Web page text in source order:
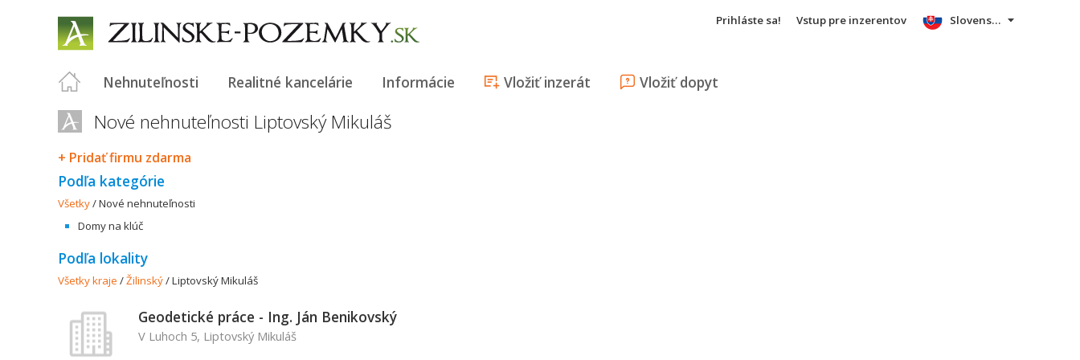
Prihláste sa! Vstup pre inzerentov
Nehnuteľnosti Realitné kancelárie Informácie Vložiť inzerát Vložiť dopyt
Slovensky
Nové nehnuteľnosti Liptovský Mikuláš
+ Pridať firmu zdarma
Podľa kategórie
Všetky/Nové nehnuteľnosti
Domy na klúč
Podľa lokality
Všetky kraje /Žilinský/Liptovský Mikuláš
Geodetické práce - Ing. Ján Benikovský
V Luhoch 5, Liptovský Mikuláš